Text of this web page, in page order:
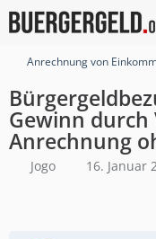
Anrechnung von
Gewinn durch
Anrechnung
Jogo 16. Januar